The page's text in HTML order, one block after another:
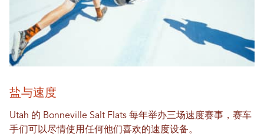
盐与速度
Utah 的 Bonneville Salt Flats 每年举办三场速度赛事，赛车
手们可以尽情使用任何他们喜欢的速度设备。